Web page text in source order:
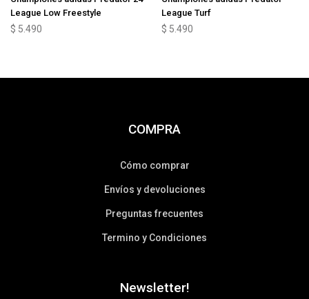
League Low Freestyle
$ 5.490
League Turf
$ 5.490
COMPRA
Cómo comprar
Envíos y devoluciones
Preguntas frecuentes
Termino y Condiciones
Newsletter!